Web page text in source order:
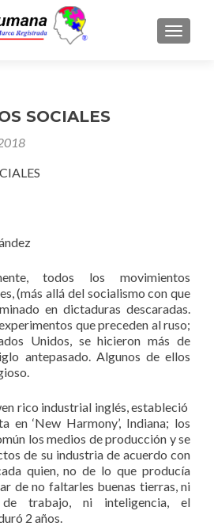
SOCIALES
todos los movimientos
(más allá del socialismo con que
en dictaduras descaradas.
que preceden al ruso;
Unidos, se hicieron más de
antepasado. Algunos de ellos
rico industrial inglés, estableció
en ‘New Harmony’, Indiana; los
los medios de producción y se
de su industria de acuerdo con
quien, no de lo que producía
de no faltarles buenas tierras, ni
de trabajo, ni inteligencia, el
2 años.